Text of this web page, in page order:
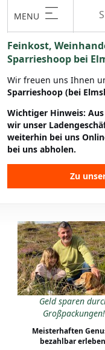
MENU
Feinkost,
Sparrieshoop bei
Wir freuen uns Ihnen
Sparrieshoop (bei
Wichtiger Hinweis:
wir unser
weiterhin bei uns
bei uns abholen.
Zu
Geld sparen
Großpackungen!
Meisterhaften
bezahlbar